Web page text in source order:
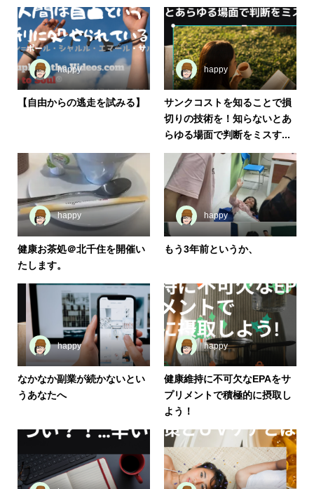
happy
【自由からの逃走を試みる】
happy
サンクコストを知ることで損
切りの技術を！知らないとあ
らゆる場面で判断をミスす...
happy
健康お茶処＠北千住を開催い
たします。
happy
もう3年前というか、
happy
なかなか副業が続かないとい
うあなたへ
happy
健康維持に不可欠なEPAをサ
プリメントで積極的に摂取し
よう！